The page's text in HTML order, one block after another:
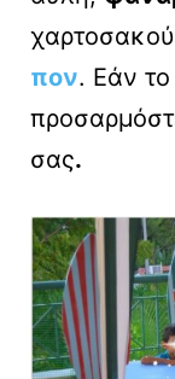
πον. Εάν το
σας.